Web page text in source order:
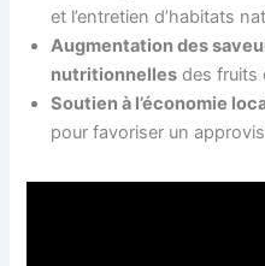
et l’entretien d’habitats
Augmentation des
nutritionnelles des fruits
Soutien à l’économie
pour favoriser un